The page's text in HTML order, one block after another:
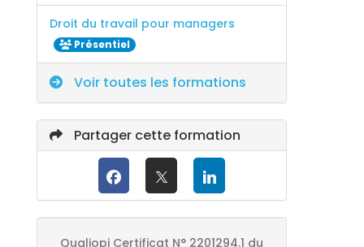
Droit du travail pour managers
Présentiel
Voir toutes les formations
Partager cette formation
Qualiopi Certificat N° 2201294.1 du